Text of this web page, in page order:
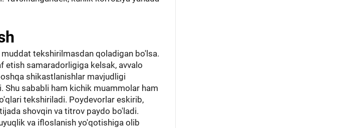
tekshirilmasdan qoladigan bo'lsa.
etish samaradorligiga kelsak, avvalo
shikastlanishlar mavjudligi
Shu sababli ham kichik muammolar ham
tekshiriladi. Poydevorlar eskirib,
shovqin va titrov paydo bo'ladi.
va ifloslanish yo'qotishiga olib